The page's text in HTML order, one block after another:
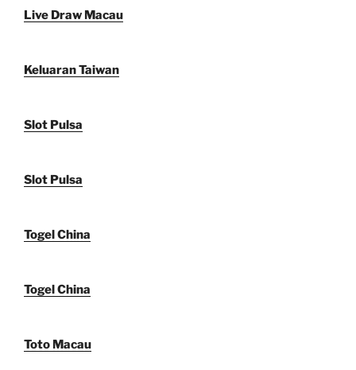
Live Draw Macau
Keluaran Taiwan
Slot Pulsa
Slot Pulsa
Togel China
Togel China
Toto Macau